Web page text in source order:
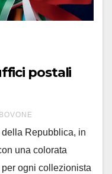
postali
della
Repubblica, in
una colorata
ogni collezionista